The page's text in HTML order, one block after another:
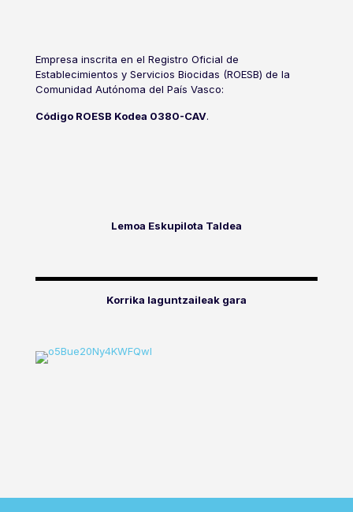
Empresa inscrita en el Registro Oficial de
Establecimientos y Servicios Biocidas (ROESB) de la
Comunidad Autónoma del País Vasco:
Código ROESB Kodea 0380-CAV.
Lemoa Eskupilota Taldea
Korrika laguntzaileak gara